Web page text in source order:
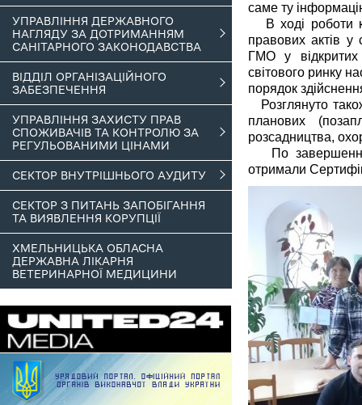
УПРАВЛІННЯ ДЕРЖАВНОГО
НАГЛЯДУ ЗА ДОТРИМАННЯМ
САНІТАРНОГО ЗАКОНОДАВСТВА
ВІДДІЛ ОРГАНІЗАЦІЙНОГО
ЗАБЕЗПЕЧЕННЯ
УПРАВЛІННЯ ЗАХИСТУ ПРАВ
СПОЖИВАЧІВ ТА КОНТРОЛЮ ЗА
РЕГУЛЬОВАНИМИ ЦІНАМИ
СЕКТОР ВНУТРІШНЬОГО АУДИТУ
СЕКТОР З ПИТАНЬ ЗАПОБІГАННЯ
ТА ВИЯВЛЕННЯ КОРУПЦІЇ
ХМЕЛЬНИЦЬКА ОБЛАСНА
ДЕРЖАВНА ЛІКАРНЯ
ВЕТЕРИНАРНОЇ МЕДИЦИНИ
саме ту
В ході роботи
правових актів
ГМО у відкритих
світового ринку
порядок
Розглянуто
планових
розсадництва,
По завершенню
отримали